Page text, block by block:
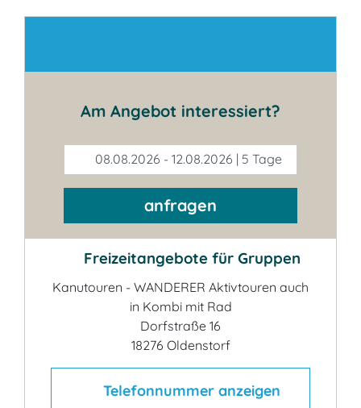
Am Angebot interessiert?
08.08.2026 - 12.08.2026 | 5 Tage
anfragen
Freizeitangebote für Gruppen
Kanutouren - WANDERER Aktivtouren auch
in Kombi mit Rad
Dorfstraße 16
18276 Oldenstorf
Telefonnummer anzeigen